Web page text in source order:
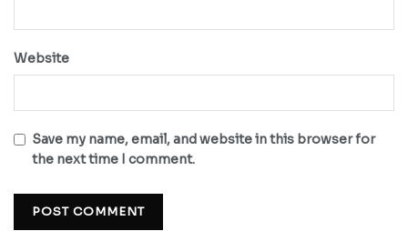
Website
Save my name, email, and website in this browser for
the next time I comment.